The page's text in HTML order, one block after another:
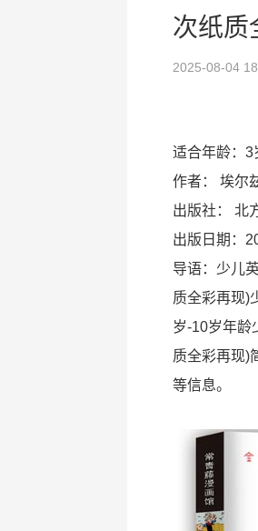
次纸质
2025-08-04
适合年龄：3
作者：
埃尔
出版社：
北
出版日期：
导语：少儿
质全彩再现)
岁-10岁年龄
质全彩再现)
等信息。